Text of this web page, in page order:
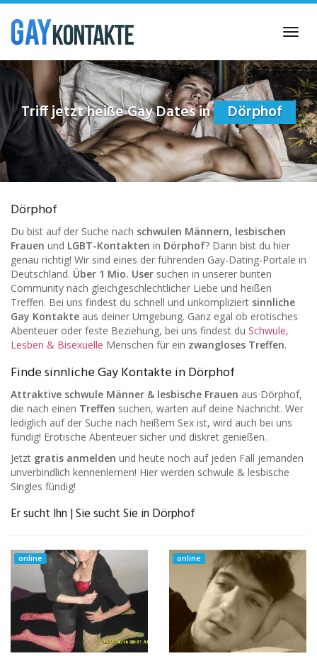
Skip
main
content
Triff jetzt heiße Gay Dates in Dörphof
Dörphof
Du bist auf der Suche nach schwulen Männern, lesbischen
Frauen und LGBT-Kontakten in Dörphof? Dann bist du hier
genau richtig! Wir sind eines der führenden Gay-Dating-Portale in
Deutschland. Über 1 Mio. User suchen in unserer bunten
Community nach gleichgeschlechtlicher Liebe und heißen
Treffen. Bei uns findest du schnell und unkompliziert sinnliche
Gay Kontakte aus deiner Umgebung. Ganz egal ob erotisches
Abenteuer oder feste Beziehung, bei uns findest du Schwule,
Lesben & Bisexuelle Menschen für ein zwangloses Treffen.
Finde sinnliche Gay Kontakte in Dörphof
Attraktive schwule Männer & lesbische Frauen aus Dörphof,
die nach einen Treffen suchen, warten auf deine Nachricht. Wer
lediglich auf der Suche nach heißem Sex ist, wird auch bei uns
fündig! Erotische Abenteuer sicher und diskret genießen.
Jetzt gratis anmelden und heute noch auf jeden Fall jemanden
unverbindlich kennenlernen! Hier werden schwule & lesbische
Singles fündig!
Er sucht Ihn | Sie sucht Sie in Dörphof
online online